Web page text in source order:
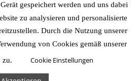
TV 1919 Rainrod e.V.
gespeichert werden und uns dabei
zu analysieren und personalisierte
Durch die Nutzung unserer
von Cookies gemäß unserer
zu.
Cookie Einstellungen